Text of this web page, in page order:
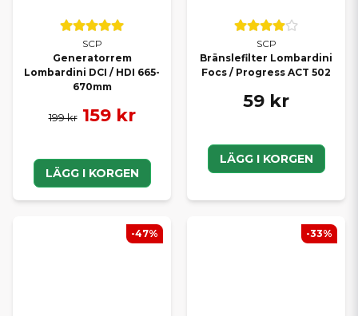
SCP
Generatorrem
Lombardini DCI / HDI 665-
670mm
199 kr 159 kr
LÄGG I KORGEN
SCP
Bränslefilter Lombardini
Focs / Progress ACT 502
59 kr
LÄGG I KORGEN
-47% -33%